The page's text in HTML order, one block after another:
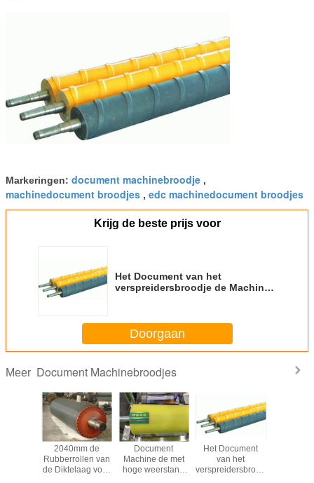
Markeringen: document machinebroodje ,
machinedocument broodjes , edc machinedocument broodjes
Krijg de beste prijs voor
Het Document van het
verspreidersbroodje de Machine
Doorgaan
Meer Document Machinebroodjes
2040mm de
Rubberrollen van
de Diktelaag voor
Document
Machine de met
hoge weerstand
Het Document
van het
verspreidersbroodje